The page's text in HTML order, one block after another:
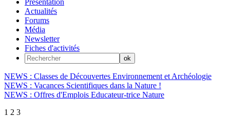
Présentation
Actualités
Forums
Média
Newsletter
Fiches d'activités
NEWS : Classes de Découvertes Environnement et Archéologie
NEWS : Vacances Scientifiques dans la Nature !
NEWS : Offres d'Emplois Educateur-trice Nature
1 2 3